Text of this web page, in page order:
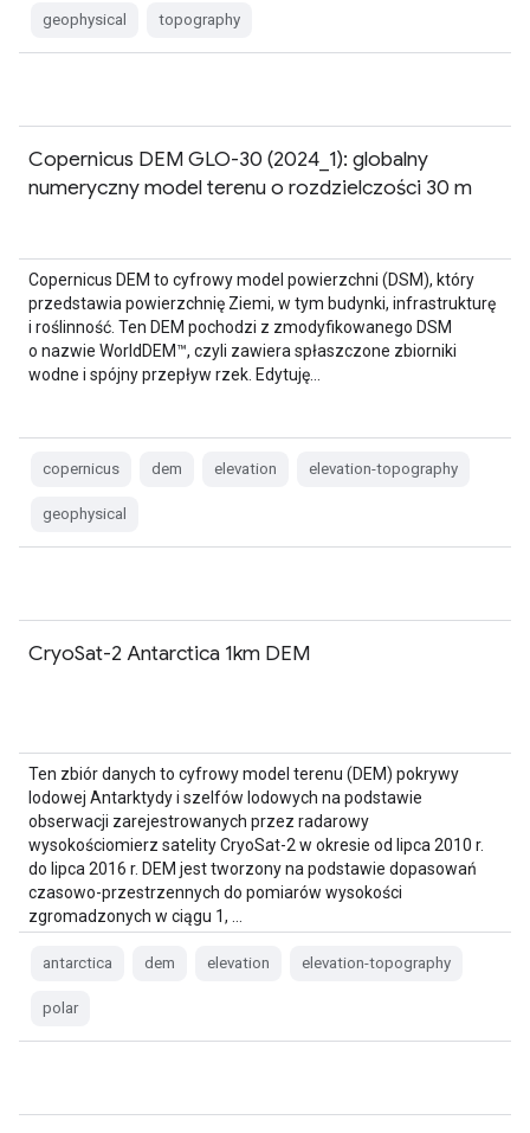
geophysical topography
Copernicus DEM GLO-30 (2024_1): globalny
numeryczny model terenu o rozdzielczości 30 m
Copernicus DEM to cyfrowy model powierzchni (DSM), który
przedstawia powierzchnię Ziemi, w tym budynki, infrastrukturę
i roślinność. Ten DEM pochodzi z zmodyfikowanego DSM
o nazwie WorldDEM™, czyli zawiera spłaszczone zbiorniki
wodne i spójny przepływ rzek. Edytuję…
copernicus dem elevation elevation-topography
geophysical
CryoSat-2 Antarctica 1km DEM
Ten zbiór danych to cyfrowy model terenu (DEM) pokrywy
lodowej Antarktydy i szelfów lodowych na podstawie
obserwacji zarejestrowanych przez radarowy
wysokościomierz satelity CryoSat-2 w okresie od lipca 2010 r.
do lipca 2016 r. DEM jest tworzony na podstawie dopasowań
czasowo-przestrzennych do pomiarów wysokości
zgromadzonych w ciągu 1, …
antarctica dem elevation elevation-topography
polar